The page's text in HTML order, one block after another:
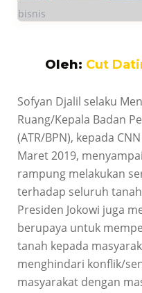
bisnis
Oleh: Cut
Sofyan Djalil selaku
Ruang/Kepala Badan
(ATR/BPN), kepada
Maret 2019,
rampung melakukan
terhadap seluruh
Presiden Jokowi juga
berupaya untuk
tanah kepada
menghindari konflik/
masyarakat dengan